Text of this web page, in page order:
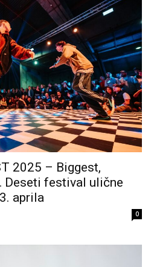
2025 – Biggest,
Deseti festival ulične
aprila
0